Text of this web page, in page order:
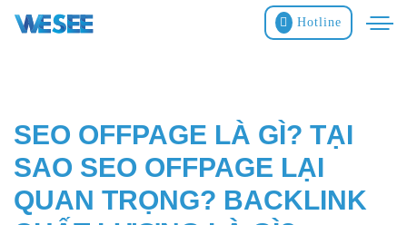
Hotline
SEO OFFPAGE LÀ GÌ? TẠI
SAO SEO OFFPAGE LẠI
QUAN TRỌNG? BACKLINK